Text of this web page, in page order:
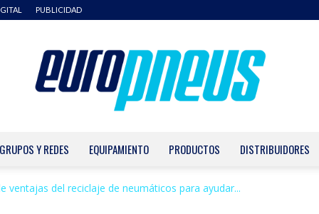
PUBLICIDAD
GRUPOS Y REDES EQUIPAMIENTO PRODUCTOS DISTRIBUIDORES
ventajas del reciclaje de neumáticos para ayudar...